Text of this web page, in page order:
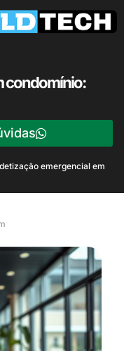
condomínio:
emergencial em